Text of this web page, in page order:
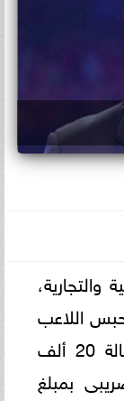
اللاعب
السابق محمد أبوتريكة سنة، وكفالة 20 ألف
بمبلغ